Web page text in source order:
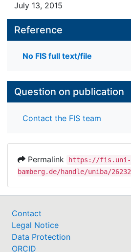
July 13, 2015
Reference
No FIS full text/file
Question on publication
Contact the FIS team
Permalink
https://fis.uni-
bamberg.de/handle/uniba/26232
Contact
Legal Notice
Data Protection
ORCID